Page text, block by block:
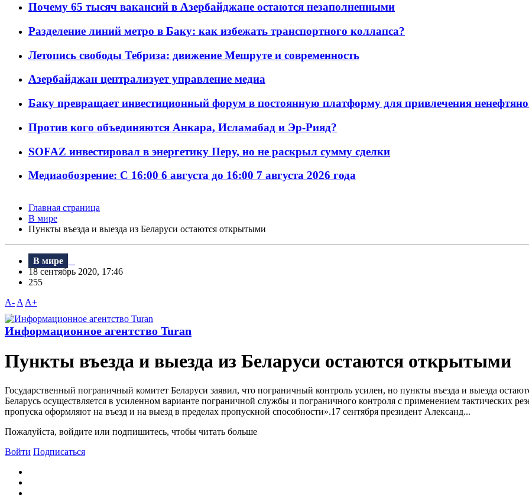
Почему 65 тысяч вакансий в Азербайджане остаются незаполненными
Разделение линий метро в Баку: как избежать транспортного коллапса?
Летопись свободы Тебриза: движение Мешруте и современность
Азербайджан централизует управление медиа
Баку превращает инвестиционный форум в постоянную платформу для привлечения
Против кого объединяются Анкара, Исламабад и Эр-Рияд?
SOFAZ инвестировал в энергетику Перу, но не раскрыл сумму сделки
Медиаобозрение: С 16:00 6 августа до 16:00 7 августа 2026 года
Главная страница
В мире
Пункты въезда и выезда из Беларуси остаются открытыми
В мире
18 сентябрь 2020, 17:46
255
A- A A+
Информационное агентство Turan
Пункты въезда и выезда из Беларуси остаются открытыми
Государственный пограничный комитет Беларуси заявил, что пограничный контроль усилен, но пункты въезда и выезда
Беларусь осуществляется в усиленном варианте пограничной службы и пограничного контроля с применением тактических
пропуска оформляют на въезд и на выезд в пределах пропускной способности».17 сентября президент Александ...
Пожалуйста, войдите или подпишитесь, чтобы читать больше
Войти Подписаться